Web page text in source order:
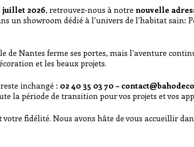
juillet 2026, retrouvez-nous à notre nouvelle
un showroom dédié à l’univers de l’habitat sain:
de Nantes ferme ses portes, mais l’aventure
et les beaux projets.
inchangé : 02 40 35 03 70 –
la période de transition pour vos projets et vos
fidélité. Nous avons hâte de vous accueillir